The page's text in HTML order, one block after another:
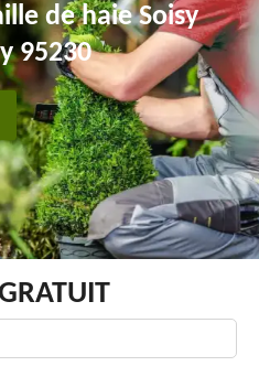
de haie Soisy
95230